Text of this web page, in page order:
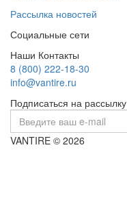
Рассылка новостей
Социальные сети
Наши Контакты
8 (800) 222-18-30
info@vantire.ru
Подписаться на рассылку
VANTIRE © 2026